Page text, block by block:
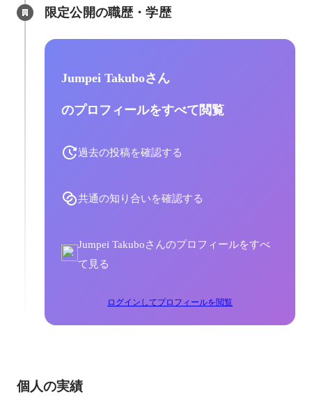
限定公開の職歴・学歴
Jumpei Takuboさん
のプロフィールをすべて閲覧
過去の投稿を確認する
共通の知り合いを確認する
Jumpei Takuboさんのプロフィールをすべ
て見る
ログインしてプロフィールを閲覧
個人の実績